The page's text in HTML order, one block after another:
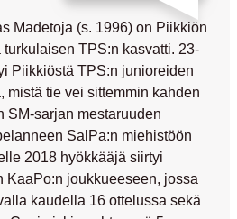
Madetoja (s. 1996) on Piikkiön
TPS:n kasvatti. 23-
Piikkiöstä TPS:n junioreiden
mistä tie vei sittemmin kahden
SM-sarjan mestaruuden
SalPa:n miehistöön
2018 hyökkääjä siirtyi
KaaPo:n joukkueeseen, jossa
kaudella 16 ottelussa sekä